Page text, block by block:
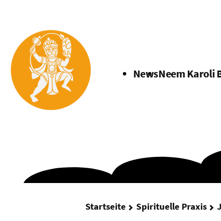
Menü
NewsNeem Karoli
Startseite Spirituelle Praxis